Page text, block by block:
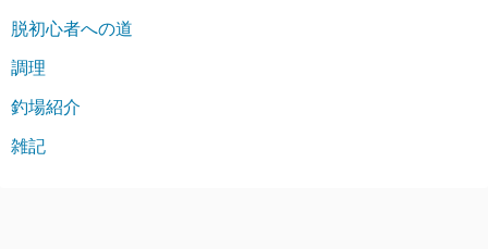
脱初心者への道
調理
釣場紹介
雑記